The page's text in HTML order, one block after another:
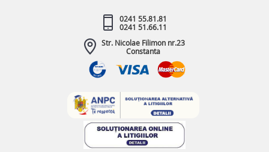
0241 55.81.81
0241 51.66.11
Str. Nicolae Filimon nr.23
Constanta